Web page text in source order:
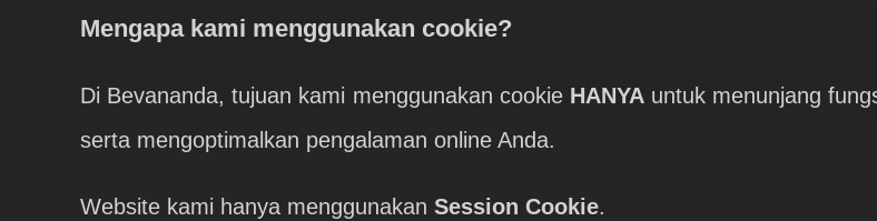
Mengapa kami menggunakan cookie?
Di Bevananda, tujuan kami menggunakan cookie HANYAuntuk menunjang
serta mengoptimalkan pengalaman online Anda.
Website kami hanya menggunakan Session Cookie.